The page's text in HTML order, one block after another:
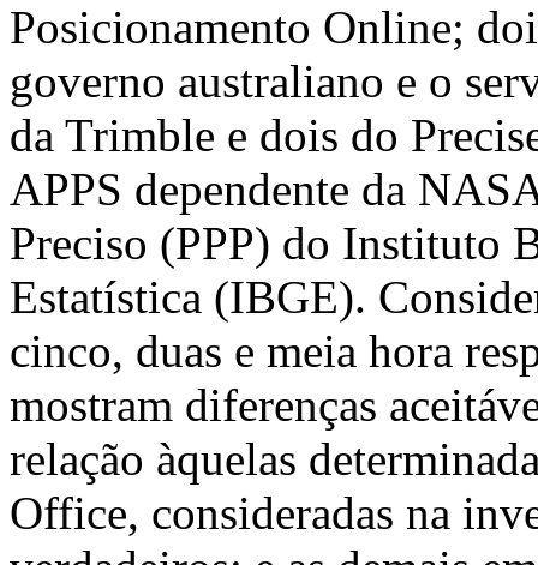
Posicionamento Online;
governo australiano e o
da Trimble e dois do
APPS dependente da
Preciso (PPP) do Instituto
Estatística (IBGE).
cinco, duas e meia hora
mostram diferenças
relação àquelas
Office, consideradas na